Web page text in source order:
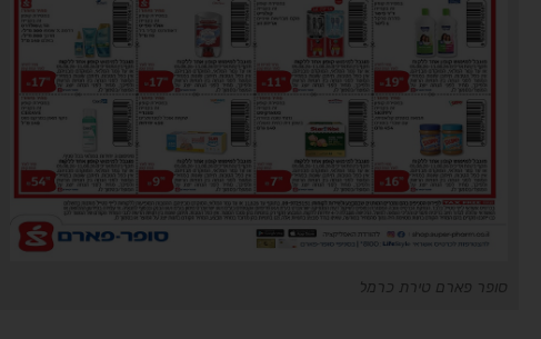
סופר פארם טירת כרמל